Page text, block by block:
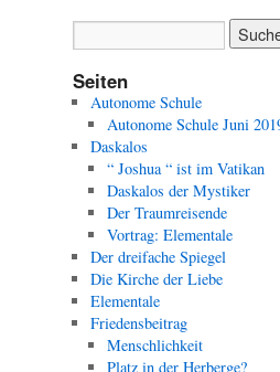
Seiten
Autonome Schule
Autonome Schule Juni
Daskalos
“ Joshua “ ist im Vatikan
Daskalos der Mystiker
Der Traumreisende
Vortrag: Elementale
Der dreifache Spiegel
Die Kirche der Liebe
Elementale
Friedensbeitrag
Menschlichkeit
Platz in der Herberge?